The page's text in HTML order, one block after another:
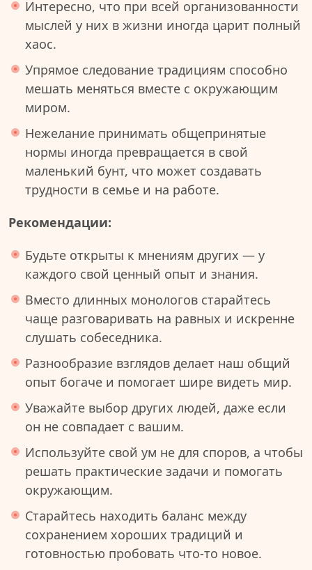
Интересно, что при всей организованности
мыслей у них в жизни иногда царит полный
хаос.
Упрямое следование традициям способно
мешать меняться вместе с окружающим
миром.
Нежелание принимать общепринятые
нормы иногда превращается в свой
маленький бунт, что может создавать
трудности в семье и на работе.
Рекомендации:
Будьте открыты к мнениям других — у
каждого свой ценный опыт и знания.
Вместо длинных монологов старайтесь
чаще разговаривать на равных и искренне
слушать собеседника.
Разнообразие взглядов делает наш общий
опыт богаче и помогает шире видеть мир.
Уважайте выбор других людей, даже если
он не совпадает с вашим.
Используйте свой ум не для споров, а чтобы
решать практические задачи и помогать
окружающим.
Старайтесь находить баланс между
сохранением хороших традиций и
готовностью пробовать что-то новое.